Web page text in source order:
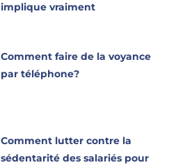
implique vraiment
Comment faire de la voyance
par téléphone?
Comment lutter contre la
sédentarité des salariés pour